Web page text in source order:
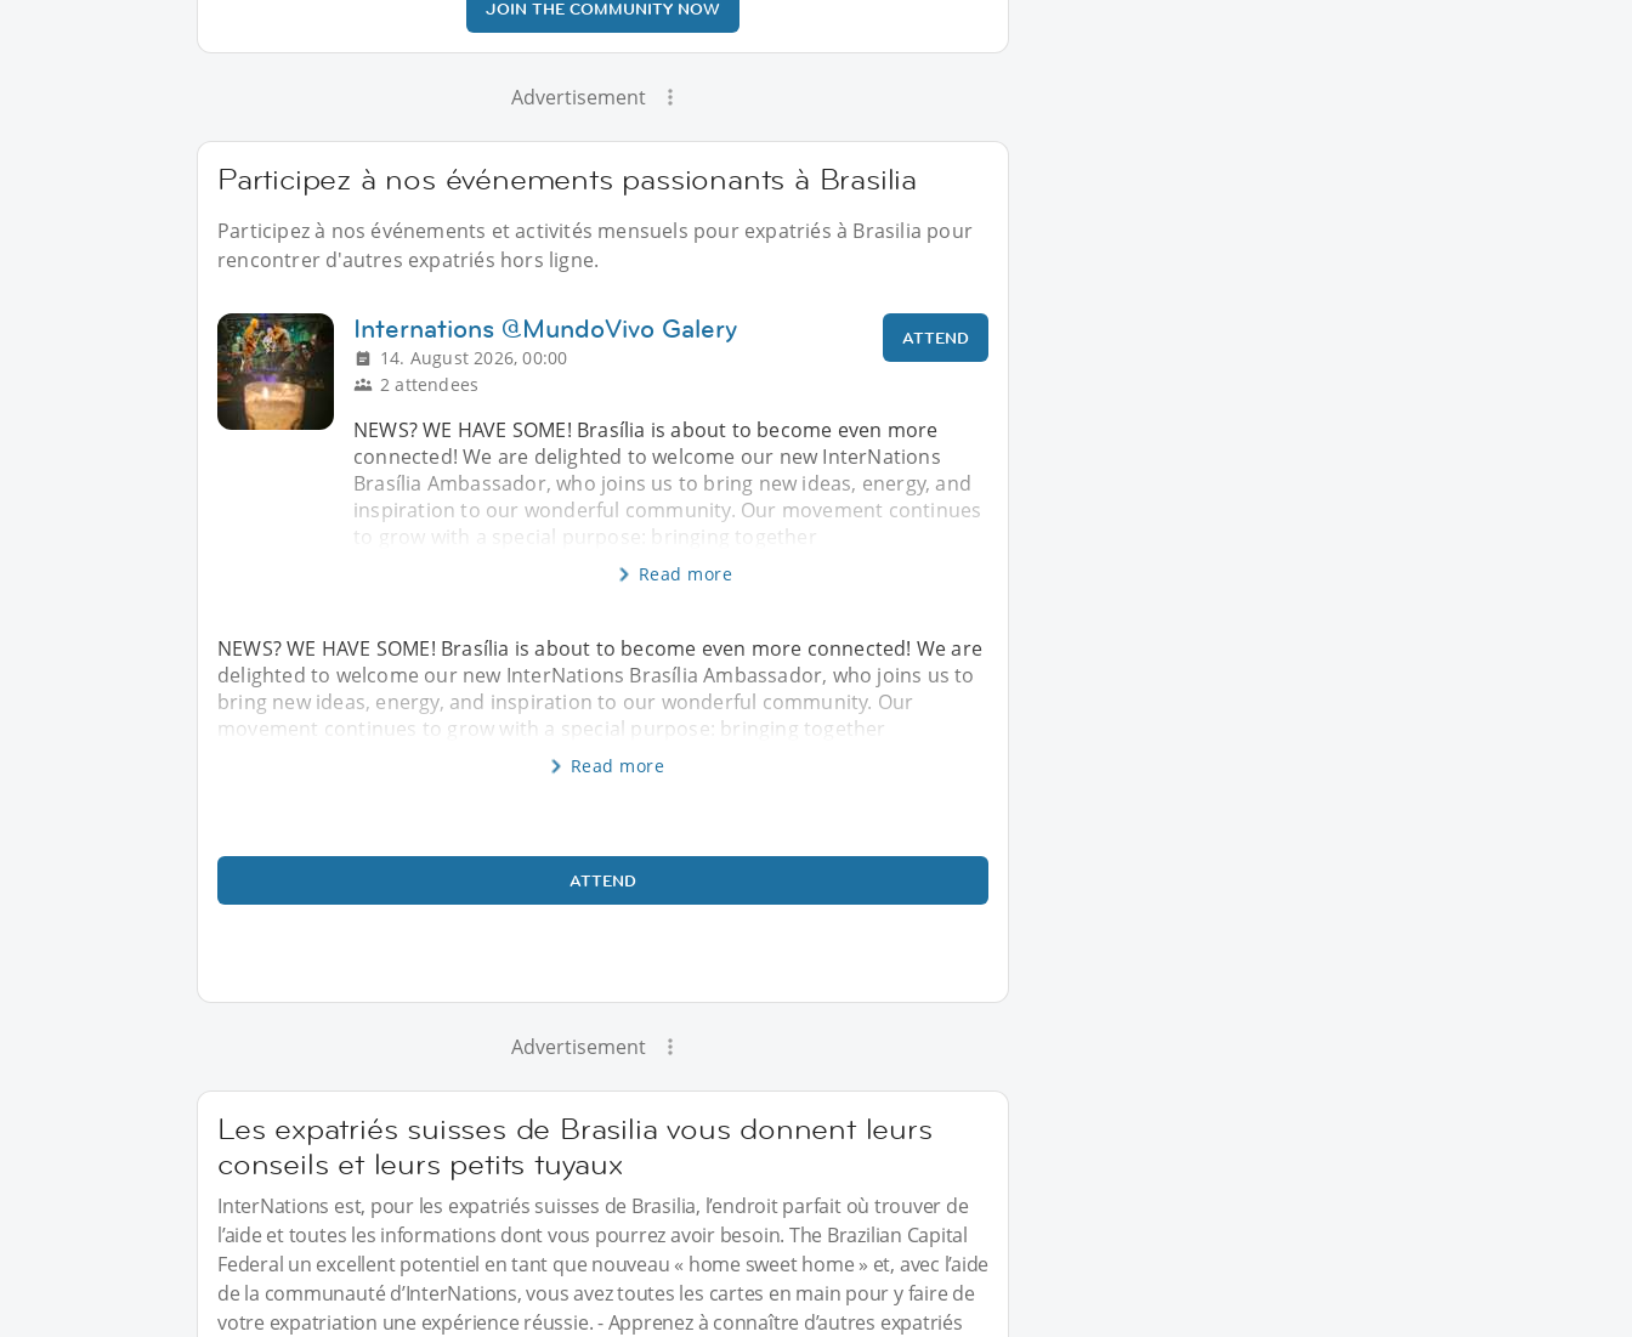
JOIN THE COMMUNITY NOW
Advertisement
Participez à nos événements passionants à Brasilia
Participez à nos événements et activités mensuels pour expatriés à Brasilia pour
rencontrer d'autres expatriés hors ligne.
Internations @MundoVivo Galery
14. August 2026, 00:00
2 attendees
ATTEND
NEWS? WE HAVE SOME! Brasília is about to become even more
connected! We are delighted to welcome our new InterNations
Brasília Ambassador, who joins us to bring new ideas, energy, and
inspiration to our wonderful community. Our movement continues
to grow with a special purpose: bringing together
Read more
NEWS? WE HAVE SOME! Brasília is about to become even more connected! We are
delighted to welcome our new InterNations Brasília Ambassador, who joins us to
bring new ideas, energy, and inspiration to our wonderful community. Our
movement continues to grow with a special purpose: bringing together
Read more
ATTEND
Advertisement
Les expatriés suisses de Brasilia vous donnent leurs
conseils et leurs petits tuyaux
InterNations est, pour les expatriés suisses de Brasilia, l’endroit parfait où trouver de
l’aide et toutes les informations dont vous pourrez avoir besoin. The Brazilian Capital
Federal un excellent potentiel en tant que nouveau « home sweet home » et, avec l’aide
de la communauté d’InterNations, vous avez toutes les cartes en main pour y faire de
votre expatriation une expérience réussie. - Apprenez à connaître d’autres expatriés